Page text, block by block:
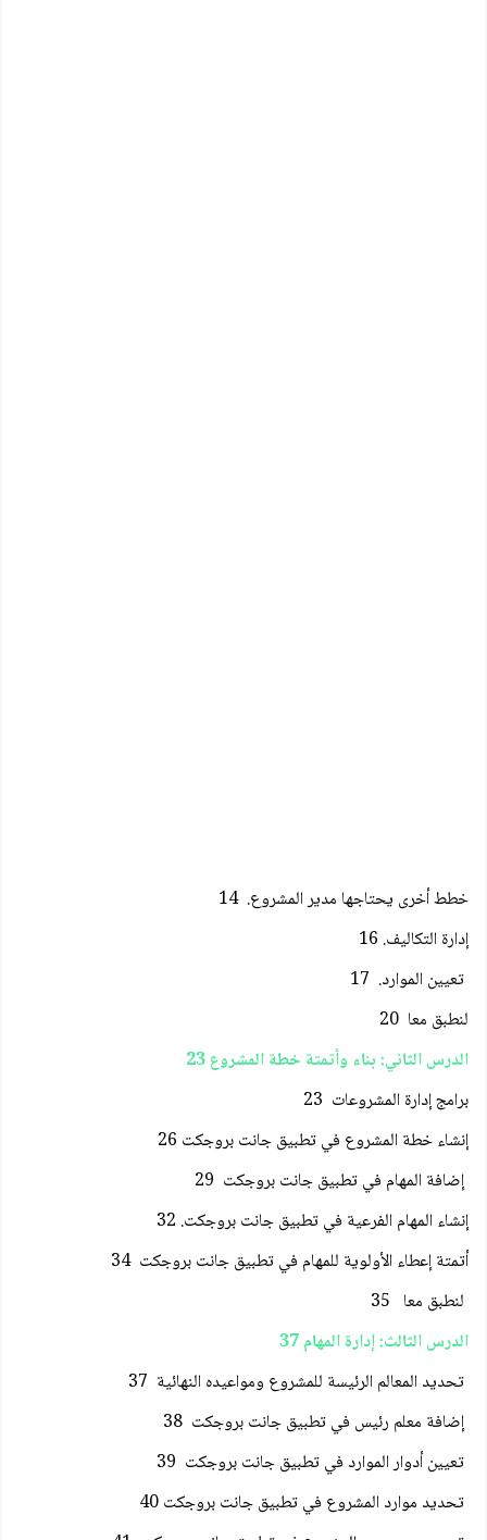
خطط أخرى يحتاجها مدير المشروع. 14
إدارة التكاليف. 16
تعيين الموارد. 17
لنطبق معا 20
الدرس الثاني: بناء وأتمتة خطة المشروع 23
برامج إدارة المشروعات 23
إنشاء خطة المشروع في تطبيق جانت بروجكت 26
إضافة المهام في تطبيق جانت بروجكت 29
إنشاء المهام الفرعية في تطبيق جانت بروجكت. 32
أتمتة إعطاء الأولوية للمهام في تطبيق جانت بروجكت 34
لنطبق معا 35
الدرس الثالث: إدارة المهام 37
تحديد المعالم الرئيسة للمشروع ومواعيده النهائية 37
إضافة معلم رئيس في تطبيق جانت بروجكت 38
تعيين أدوار الموارد في تطبيق جانت بروجكت 39
تحديد موارد المشروع في تطبيق جانت بروجكت 40